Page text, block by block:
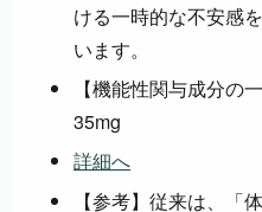
ける一時的な不安感
います。
【機能性関与成分の
35mg
詳細へ
【参考】従来は、「